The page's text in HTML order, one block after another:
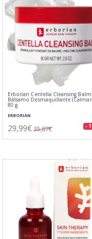
Erborian Centella Cleansing Balm
Bálsamo Desmaquillante
80 g
ERBORIAN
29,99€ 35,87€ -